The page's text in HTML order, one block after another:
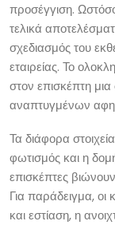
προσέγγιση.
τελικά
σχεδιασμός του
εταιρείας. Το
στον επισκέπτη
αναπτυγμένων
Τα διάφορα
φωτισμός και η
επισκέπτες
Για παράδειγμα,
και εστίαση, η